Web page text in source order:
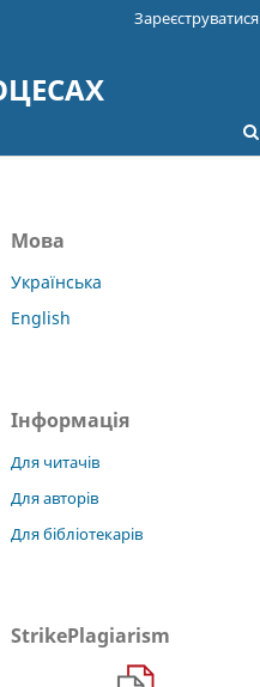
Зареєструватися
Мова
Українська
English
Інформація
Для читачів
Для авторів
Для бібліотекарів
StrikePlagiarism